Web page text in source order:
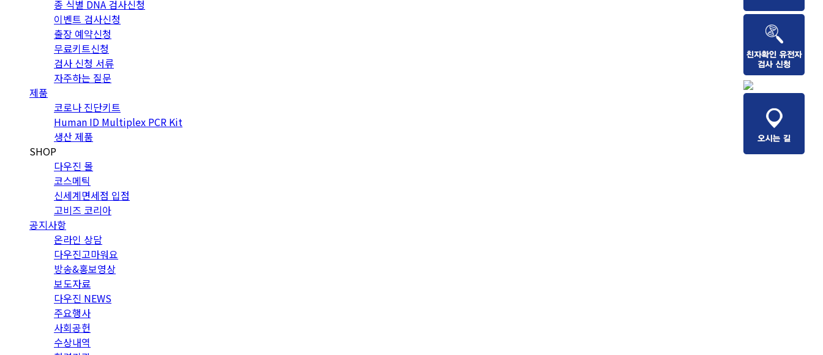
종 식별 DNA 검사신청
이벤트 검사신청
출장 예약신청
무료키트신청
검사 신청 서류
자주하는 질문
제품
코로나 진단키트
Human ID Multiplex PCR Kit
생산 제품
SHOP
다우진 몰
코스메틱
신세계면세점 입점
고비즈 코리아
공지사항
온라인 상담
다우진고마워요
방송&홍보영상
보도자료
다우진 NEWS
주요행사
사회공헌
수상내역